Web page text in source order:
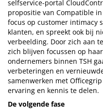
selfservice-portal
propositie van Compatible
focus op customer intimacy
klanten, en spreekt ook bij
verbeelding. Door zich aan
zich blijven focussen op
ondernemers binnen TSH
verbeteringen en
samenwerken met
ervaring en kennis te delen.
De volgende fase